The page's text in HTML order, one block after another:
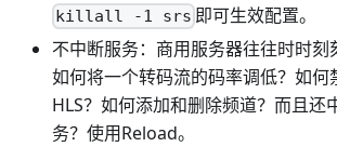
killall -1 srs 即可生效配置。
不中断服务：商用服务器往往时时刻
如何将一个转码流的码率调低？如何
HLS？如何添加和删除频道？而且还
务？使用Reload。